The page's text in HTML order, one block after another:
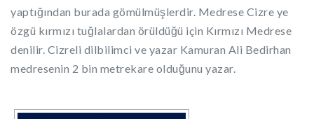
yaptığından burada gömülmüşlerdir. Medrese Cizre ye
özgü kırmızı tuğlalardan örüldüğü için Kırmızı Medrese
denilir. Cizreli dilbilimci ve yazar Kamuran Ali Bedirhan
medresenin 2 bin metrekare olduğunu yazar.